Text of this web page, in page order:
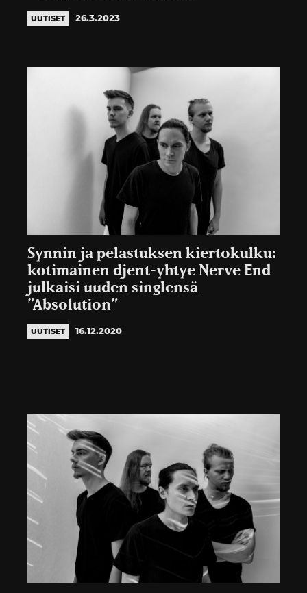
UUTISET 26.3.2023
Synnin ja pelastuksen kiertokulku:
kotimainen djent-yhtye Nerve End
julkaisi uuden singlensä
”Absolution”
UUTISET 16.12.2020